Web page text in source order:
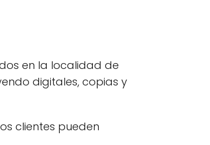
en la localidad de
digitales, copias y
clientes pueden